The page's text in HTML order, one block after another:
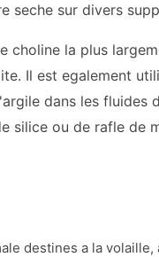
seche sur divers
choline la plus
Il est egalement
dans les
silice ou de rafle de
destines a la